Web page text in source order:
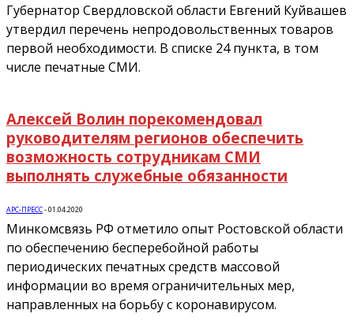
Губернатор Свердловской области Евгений Куйвашев
утвердил перечень непродовольственных товаров
первой необходимости. В списке 24 пункта, в том
числе печатные СМИ.
Алексей Волин порекомендовал
руководителям регионов обеспечить
возможность сотрудникам СМИ
выполнять служебные обязанности
АРС-ПРЕСС-01.04.2020
Минкомсвязь РФ отметило опыт Ростовской области
по обеспечению бесперебойной работы
периодических печатных средств массовой
информации во время ограничительных мер,
направленных на борьбу с коронавирусом.